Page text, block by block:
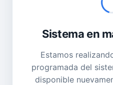
Sistema en
Estamos
programada del
disponible